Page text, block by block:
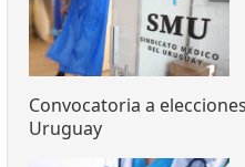
Convocatoria a
Uruguay